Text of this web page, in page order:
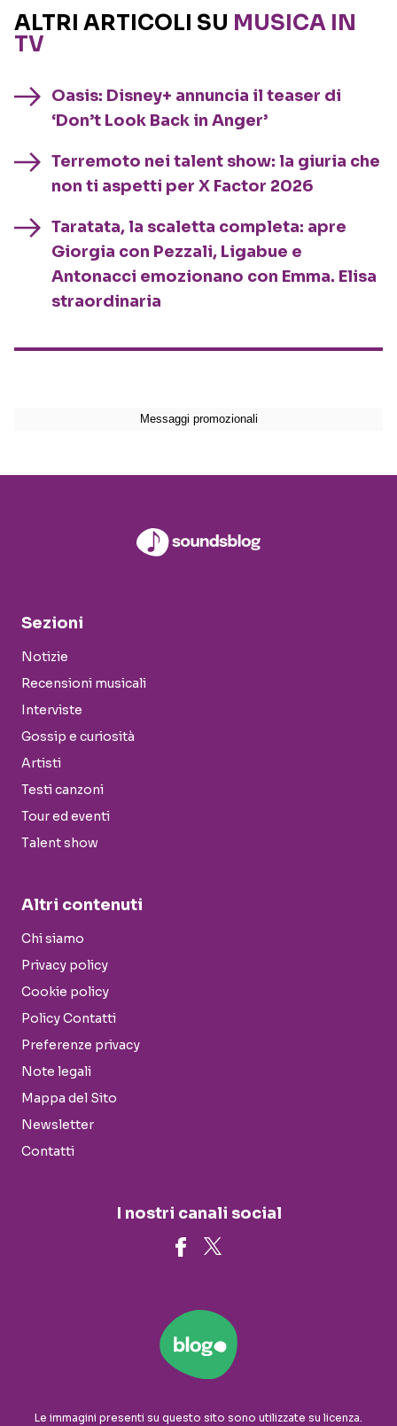
ALTRI ARTICOLI SU MUSICA IN
TV
Oasis: Disney+ annuncia il teaser di
‘Don’t Look Back in Anger’
Terremoto nei talent show: la giuria che
non ti aspetti per X Factor 2026
Taratata, la scaletta completa: apre
Giorgia con Pezzali, Ligabue e
Antonacci emozionano con Emma. Elisa
straordinaria
Sezioni
Notizie
Recensioni musicali
Interviste
Gossip e curiosità
Artisti
Testi canzoni
Tour ed eventi
Talent show
Altri contenuti
Chi siamo
Privacy policy
Cookie policy
Policy Contatti
Preferenze privacy
Note legali
Mappa del Sito
Newsletter
Contatti
I nostri canali social
Le immagini presenti su questo sito sono utilizzate su licenza.